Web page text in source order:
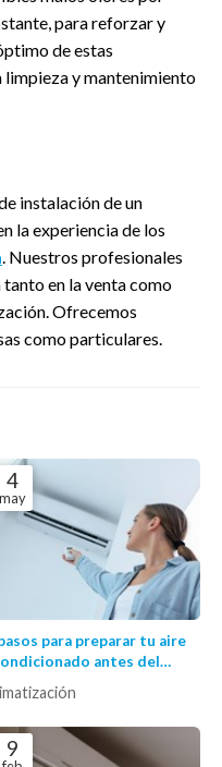
para reforzar y
de estas
limpieza y mantenimiento
instalación de un
la experiencia de los
. Nuestros profesionales
en la venta como
Ofrecemos
como particulares.
4
may
para preparar tu aire
antes del
9